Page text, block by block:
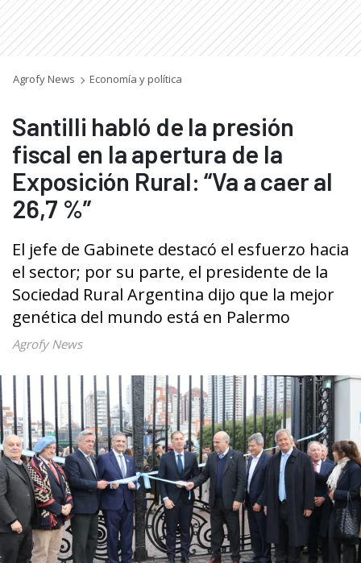
Agrofy News Economía y política
Santilli habló de la presión
fiscal en la apertura de la
Exposición Rural: “Va a caer al
26,7 %”
El jefe de Gabinete destacó el esfuerzo hacia
el sector; por su parte, el presidente de la
Sociedad Rural Argentina dijo que la mejor
genética del mundo está en Palermo
Agrofy News